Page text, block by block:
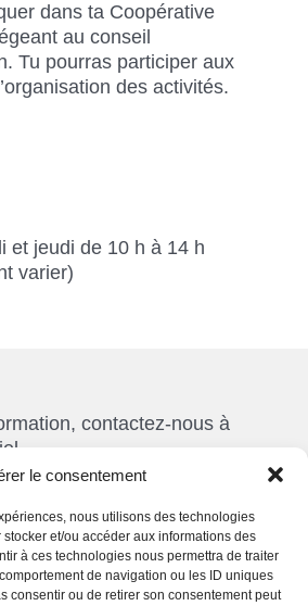
le consentement
nous utilisons des technologies
et/ou accéder aux informations des
à ces technologies nous permettra de traiter
de navigation ou les ID uniques
consentir ou de retirer son consentement peut
dans ta Coopérative
au conseil
Tu pourras participer aux
des activités.
et jeudi de 10 h à 14 h
varier)
contactez-nous à